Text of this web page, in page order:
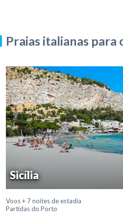
Praias italianas para
Sicília
Voos + 7 noites de estadia
Partidas do Porto